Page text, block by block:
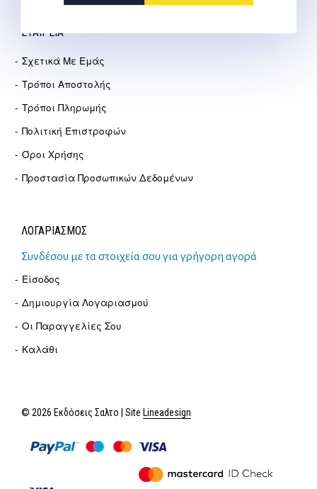
ΕΤΑΙΡΕΊΑ
Σχετικά Με Εμάς
Τρόποι Αποστολής
Τρόποι Πληρωμής
Πολιτική Επιστροφών
Όροι Χρήσης
Προστασία Προσωπικών Δεδομένων
ΛΟΓΑΡΙΑΣΜΟΣ
Συνδέσου με τα στοιχεία σου για γρήγορη αγορά
Είσοδος
Δημιουργία Λογαριασμού
Οι Παραγγελίες Σου
Καλάθι
© 2026 Εκδόσεις Σαλτο | Site Lineadesign